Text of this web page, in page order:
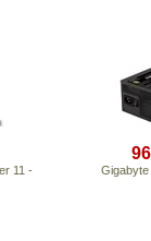
11 -